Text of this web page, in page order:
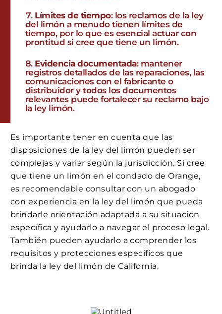
Límites de tiempo: los reclamos de la ley
del limón a menudo tienen límites de
tiempo, por lo que es esencial actuar con
prontitud si cree que tiene un limón.
Evidencia documentada: mantener
registros detallados de las reparaciones, las
comunicaciones con el fabricante o
distribuidor y todos los documentos
relevantes puede fortalecer su reclamo bajo
la ley limón.
Es importante tener en cuenta que las
disposiciones de la ley del limón pueden ser
complejas y variar según la jurisdicción. Si cree
que tiene un limón en el condado de Orange,
es recomendable consultar con un abogado
con experiencia en la ley del limón que pueda
brindarle orientación adaptada a su situación
específica y ayudarlo a navegar el proceso legal.
También pueden ayudarlo a comprender los
requisitos y protecciones específicos que
brinda la ley del limón de California.